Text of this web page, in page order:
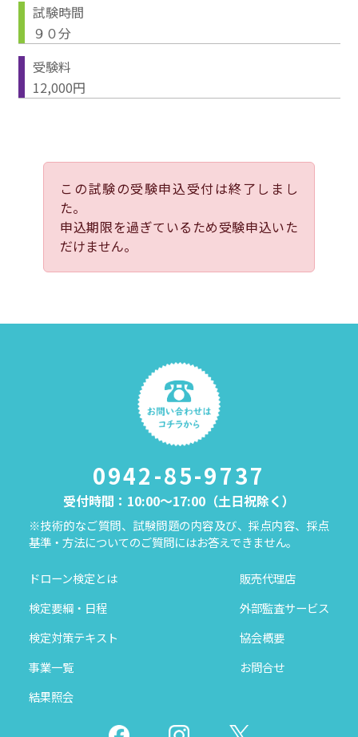
試験時間
９０分
受験料
12,000円
この試験の受験申込受付は終了しまし
た。
申込期限を過ぎているため受験申込いた
だけません。
0942-85-9737
受付時間：10:00～17:00（土日祝除く）
※技術的なご質問、試験問題の内容及び、採点内容、採点
基準・方法についてのご質問にはお答えできません。
ドローン検定とは
検定要綱・日程
検定対策テキスト
事業一覧
結果照会
販売代理店
外部監査サービス
協会概要
お問合せ